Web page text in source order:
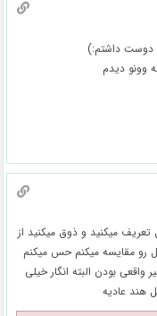
دوست داشتم:)
وونو دیدم
تعریف میکنید و ذوق میکنید از
رو مقایسه میکنم حس میکنم
بودن البته انگار خیلی
هند عادیه